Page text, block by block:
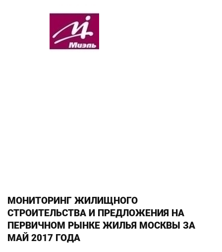
МОНИТОРИНГ ЖИЛИЩНОГО
СТРОИТЕЛЬСТВА И ПРЕДЛОЖЕНИЯ НА
ПЕРВИЧНОМ РЫНКЕ ЖИЛЬЯ МОСКВЫ ЗА
МАЙ 2017 ГОДА